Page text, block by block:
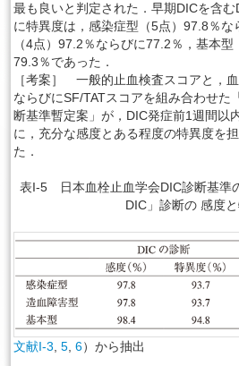
最も良いと判定された．早期DICを含
に特異度は，感染症型（5点）97.8％
（4点）97.2％ならびに77.2％，基本
79.3％であった．
［考案］ 一般的止血検査スコアと，
ならびにSF/TATスコアを組み合わせた
断基準暫定案」が，DIC発症前1週間以
に，充分な感度とある程度の特異度を
た．
表I-5 日本血栓止血学会DIC診断基準
DIC」診断の 感度
文献I-3 5 6）から抽出